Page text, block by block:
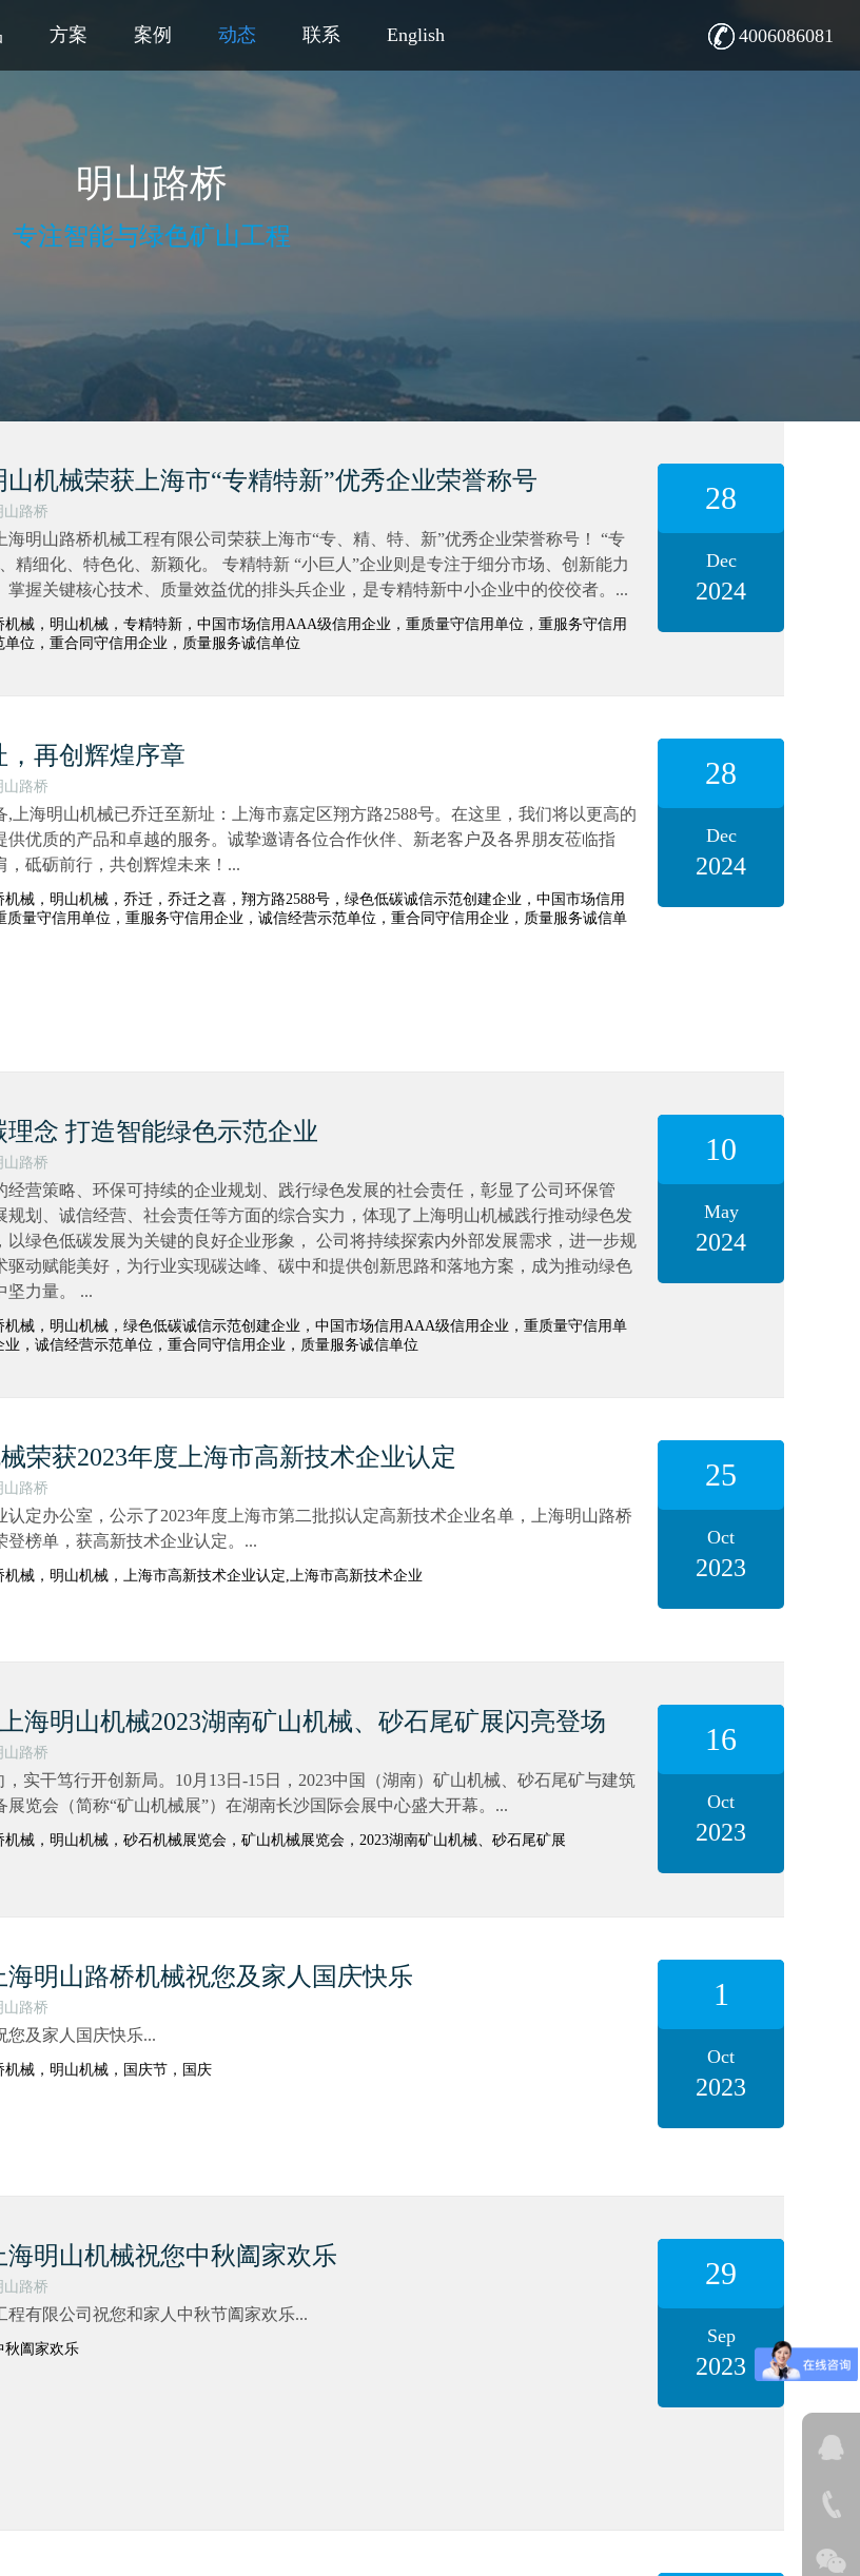
方案
方案
案例
案例
动态
动态
联系
联系
English
English
4006086081
明山路桥
专注智能与绿色矿山工程
机械荣获上海市“专精特新”优秀企业荣誉称号
山路桥
海明山路桥机械工程有限公司荣获上海市“专、精、特、新”优秀企业荣誉称号！ “专
精细化、特色化、新颖化。 专精特新 “小巨人”企业则是专注于细分市场、创新能力
掌握关键核心技术、质量效益优的排头兵企业，是专精特新中小企业中的佼佼者。...
机械，明山机械，专精特新，中国市场信用AAA级信用企业，重质量守信用单位，重服务守信用
位，重合同守信用企业，质量服务诚信单位
28
Dec
2024
，再创辉煌序章
山路桥
,上海明山机械已乔迁至新址：上海市嘉定区翔方路2588号。在这里，我们将以更高的
供优质的产品和卓越的服务。诚挚邀请各位合作伙伴、新老客户及各界朋友莅临指
，砥砺前行，共创辉煌未来！...
械，明山机械，乔迁，乔迁之喜，翔方路2588号，绿色低碳诚信示范创建企业，中国市场信用
质量守信用单位，重服务守信用企业，诚信经营示范单位，重合同守信用企业，质量服务诚信单
28
Dec
2024
理念 打造智能绿色示范企业
山路桥
经营策略、环保可持续的企业规划、践行绿色发展的社会责任，彰显了公司环保管
规划、诚信经营、社会责任等方面的综合实力，体现了上海明山机械践行推动绿色发
以绿色低碳发展为关键的良好企业形象， 公司将持续探索内外部发展需求，进一步规
驱动赋能美好，为行业实现碳达峰、碳中和提供创新思路和落地方案，成为推动绿色
坚力量。 ...
机械，明山机械，绿色低碳诚信示范创建企业，中国市场信用AAA级信用企业，重质量守信用单
，诚信经营示范单位，重合同守信用企业，质量服务诚信单位
10
May
2024
荣获2023年度上海市高新技术企业认定
山路桥
认定办公室，公示了2023年度上海市第二批拟认定高新技术企业名单，上海明山路桥
登榜单，获高新技术企业认定。...
机械，明山机械，上海市高新技术企业认定,上海市高新技术企业
25
Oct
2023
海明山机械2023湖南矿山机械、砂石尾矿展闪亮登场
山路桥
，实干笃行开创新局。10月13日-15日，2023中国（湖南）矿山机械、砂石尾矿与建筑
展览会（简称“矿山机械展”）在湖南长沙国际会展中心盛大开幕。...
械，明山机械，砂石机械展览会，矿山机械展览会，2023湖南矿山机械、砂石尾矿展
16
Oct
2023
明山路桥机械祝您及家人国庆快乐
山路桥
您及家人国庆快乐...
机械，明山机械，国庆节，国庆
1
Oct
2023
海明山机械祝您中秋阖家欢乐
山路桥
程有限公司祝您和家人中秋节阖家欢乐...
秋阖家欢乐
29
Sep
2023